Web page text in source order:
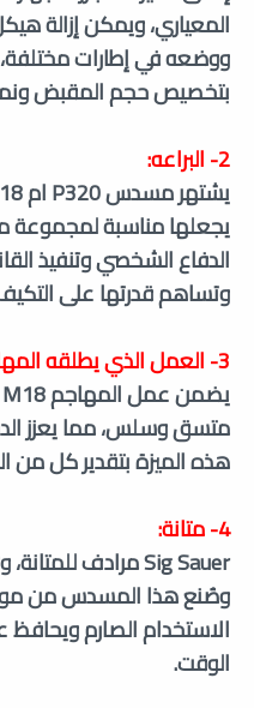
المعياري، ويمكن إزالة
ووضعه في إطارات
بتخصيص حجم المقبض
2- البراعه:
يجعلها مناسبة لمجموعة
الدفاع الشخصي وتنفيذ
وتساهم قدرتها على
3- العمل الذي يطلقه المهاجم:
متسق وسلس، مما يعزز
هذه الميزة بتقدير كل من
4- متانة:
وصُنع هذا المسدس من
الاستخدام الصارم
الوقت.